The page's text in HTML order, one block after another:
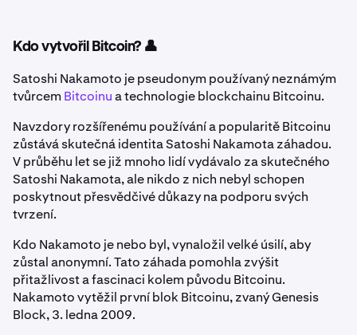
Kdo vytvořil Bitcoin? 👤
Satoshi Nakamoto je pseudonym používaný neznámým
tvůrcem Bitcoinua technologie blockchainu Bitcoinu.
Navzdory rozšířenému používání a popularitě Bitcoinu
zůstává skutečná identita Satoshi Nakamota záhadou.
V průběhu let se již mnoho lidí vydávalo za skutečného
Satoshi Nakamota, ale nikdo z nich nebyl schopen
poskytnout přesvědčivé důkazy na podporu svých
tvrzení.
Kdo Nakamoto je nebo byl, vynaložil velké úsilí, aby
zůstal anonymní. Tato záhada pomohla zvýšit
přitažlivost a fascinaci kolem původu Bitcoinu.
Nakamoto vytěžil první blok Bitcoinu, zvaný Genesis
Block, 3. ledna 2009.